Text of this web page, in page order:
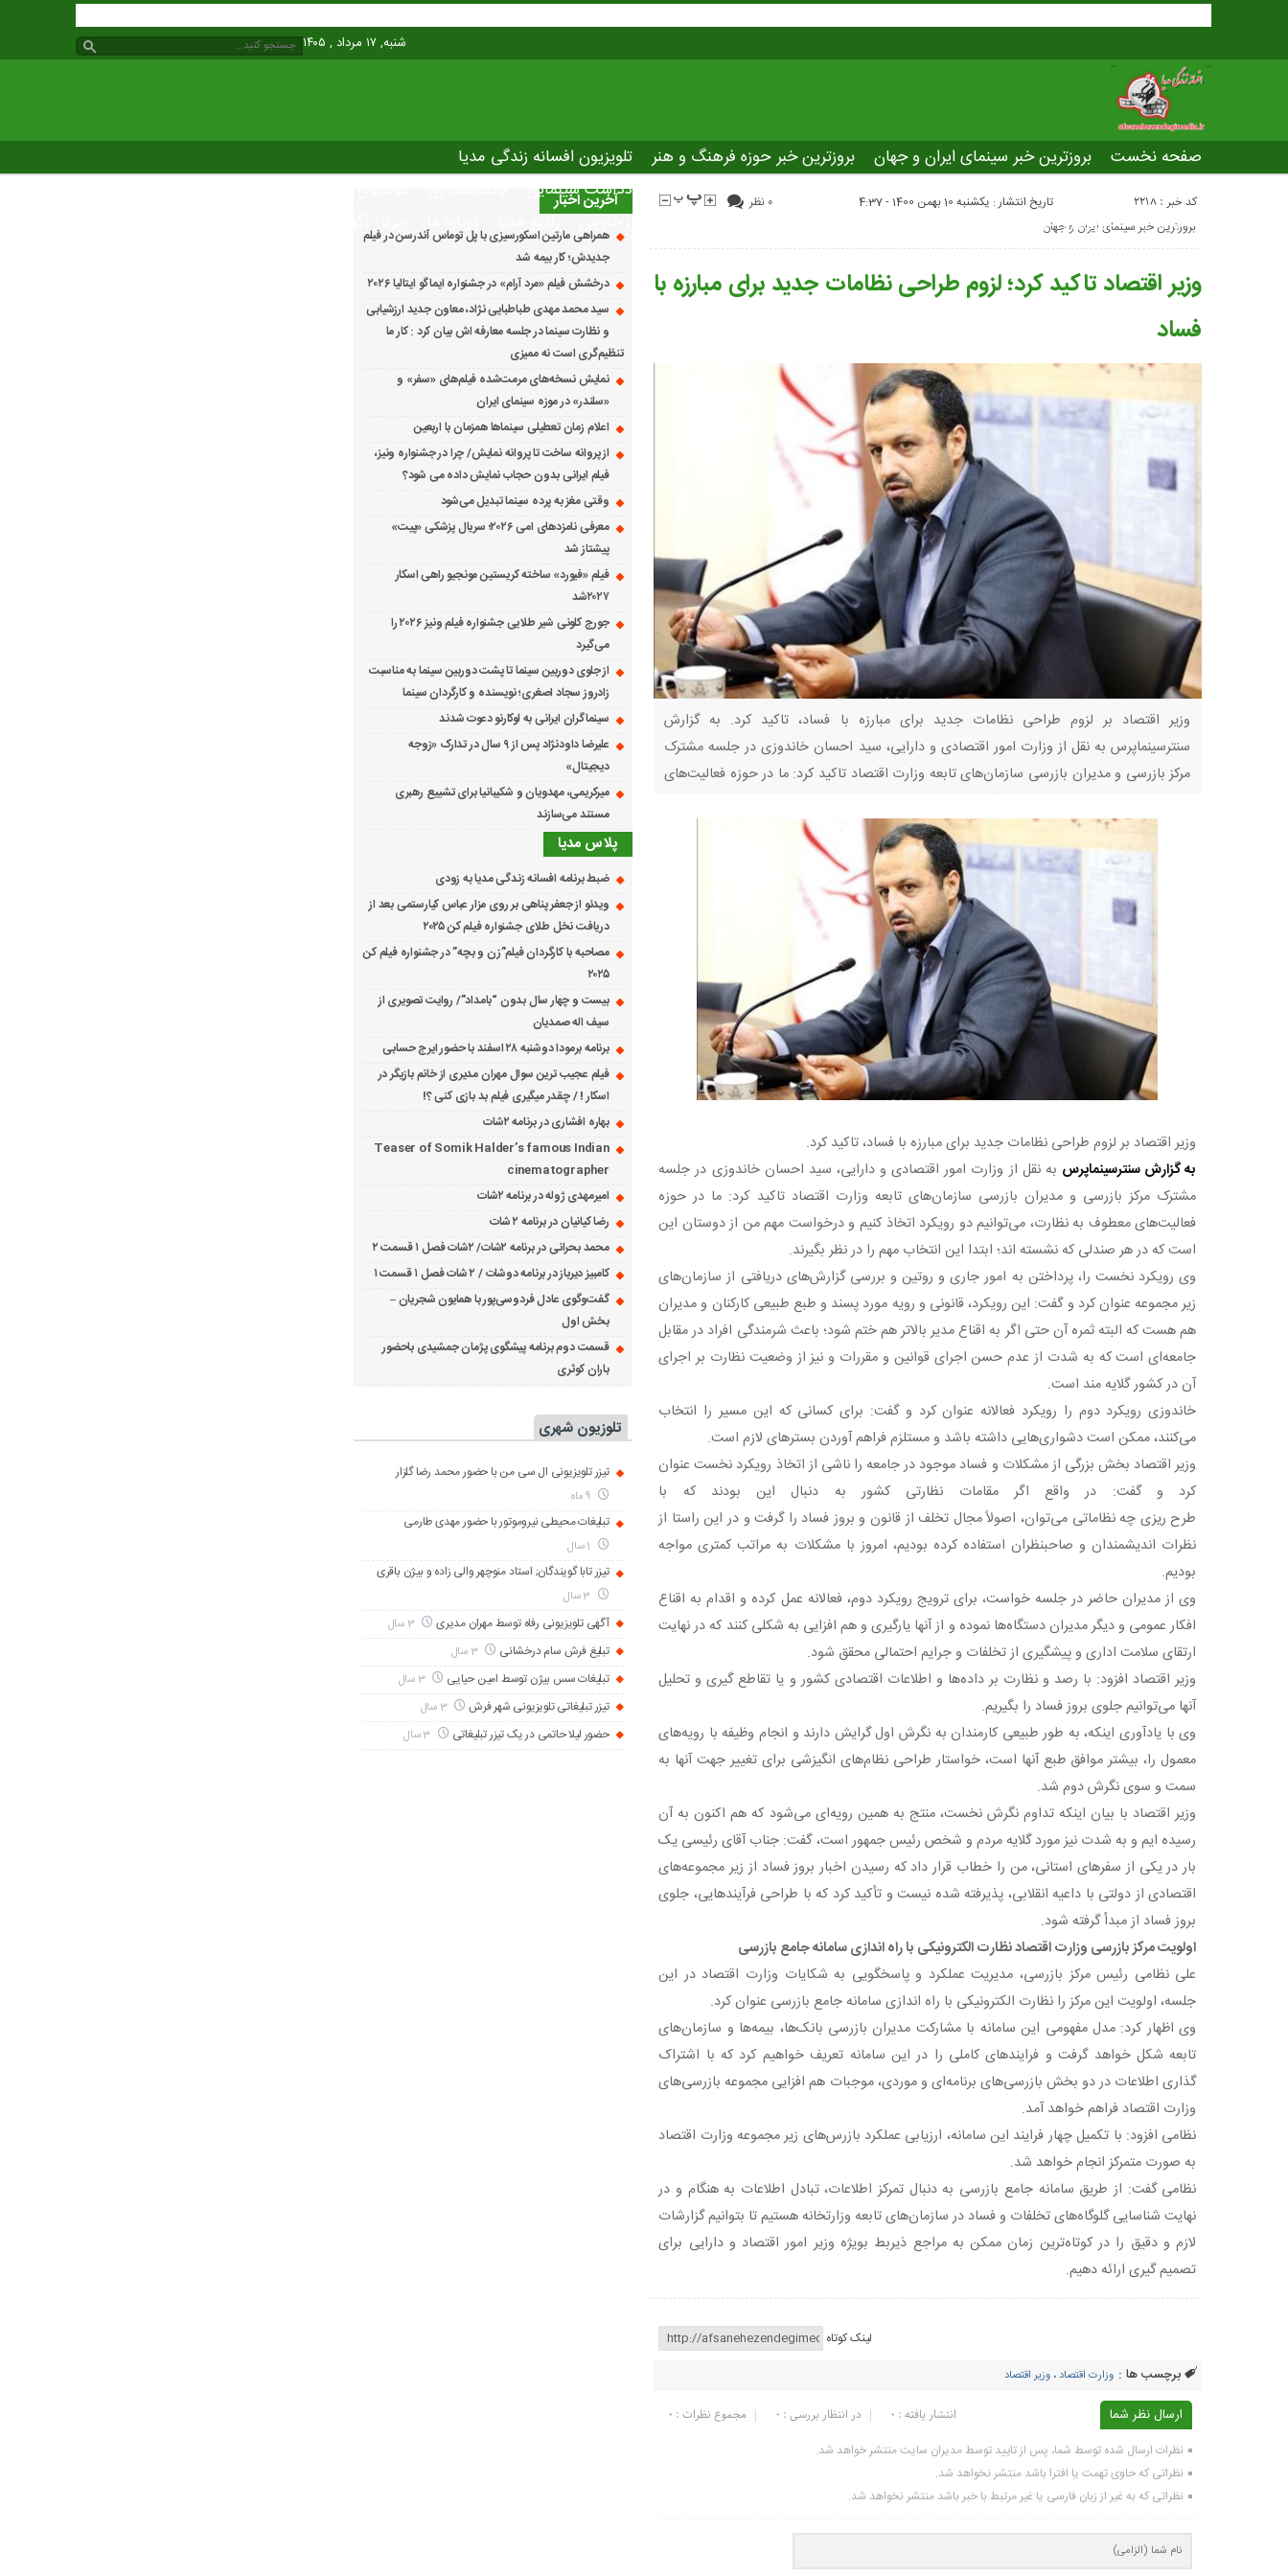
شنبه, ۱۷ مرداد , ۱۴۰۵
صفحه نخست بروزترین خبر سینمای ایران و جهان بروزترین خبر حوزه فرهنگ و هنر
تلویزیون افسانه زندگی مدیا
بروزترین خبر مراسم آکادمی افسانه زندگی
پلاس مدیا یادداشت سینمایی
عصر جدید
تلویزیون شهری دانلود فیلم های خارجی رادیو مدیا درباره ما رپرتاژ آگهی
کد خبر : 2218 تاریخ انتشار : یکشنبه 10 بهمن 1400 - 4:37
۰ نظر
بروزترین خبر سینمای ایران و جهان
وزیر اقتصاد تاکید کرد؛ لزوم طراحی نظامات جدید برای مبارزه با
فساد
وزیر اقتصاد بر لزوم طراحی نظامات جدید برای مبارزه با فساد، تاکید کرد. به گزارش
سنترسینماپرس به نقل از وزارت امور اقتصادی و دارایی، سید احسان خاندوزی در جلسه مشترک
مرکز بازرسی و مدیران بازرسی سازمان‌های تابعه وزارت اقتصاد تاکید کرد: ما در حوزه فعالیت‌های
معطوف به نظارت، می‌توانیم دو رویکرد اتخاذ کنیم و درخواست مهم من از
وزیر اقتصاد بر لزوم طراحی نظامات جدید برای مبارزه با فساد، تاکید کرد.
به گزارش سنترسینماپرس به نقل از وزارت امور اقتصادی و دارایی، سید احسان خاندوزی در جلسه
مشترک مرکز بازرسی و مدیران بازرسی سازمان‌های تابعه وزارت اقتصاد تاکید کرد: ما در حوزه
فعالیت‌های معطوف به نظارت، می‌توانیم دو رویکرد اتخاذ کنیم و درخواست مهم من از دوستان این
است که در هر صندلی که نشسته اند؛ ابتدا این انتخاب مهم را در نظر بگیرند.
وی رویکرد نخست را، پرداختن به امور جاری و روتین و بررسی گزارش‌های دریافتی از سازمان‌های
زیر مجموعه عنوان کرد و گفت: این رویکرد، قانونی و رویه مورد پسند و طبع طبیعی کارکنان و مدیران
هم هست که البته ثمره آن حتی اگر به اقناع مدیر بالاتر هم ختم شود؛ باعث شرمندگی افراد در مقابل
جامعه‌ای است که به شدت از عدم حسن اجرای قوانین و مقررات و نیز از وضعیت نظارت بر اجرای
آن در کشور گلایه مند است.
خاندوزی رویکرد دوم را رویکرد فعالانه عنوان کرد و گفت: برای کسانی که این مسیر را انتخاب
می‌کنند، ممکن است دشواری‌هایی داشته باشد و مستلزم فراهم آوردن بسترهای لازم است.
وزیر اقتصاد بخش بزرگی از مشکلات و فساد موجود در جامعه را ناشی از اتخاذ رویکرد نخست عنوان
کرد و گفت: در واقع اگر مقامات نظارتی کشور به دنبال این بودند که با
طرح ریزی چه نظاماتی می‌توان، اصولاً مجال تخلف از قانون و بروز فساد را گرفت و در این راستا از
نظرات اندیشمندان و صاحبنظران استفاده کرده بودیم، امروز با مشکلات به مراتب کمتری مواجه
بودیم.
وی از مدیران حاضر در جلسه خواست، برای ترویج رویکرد دوم، فعالانه عمل کرده و اقدام به اقناع
افکار عمومی و دیگر مدیران دستگاه‌ها نموده و از آنها یارگیری و هم افزایی به شکلی کنند که در نهایت
ارتقای سلامت اداری و پیشگیری از تخلفات و جرایم احتمالی محقق شود.
وزیر اقتصاد افزود: با رصد و نظارت بر داده‌ها و اطلاعات اقتصادی کشور و یا تقاطع گیری و تحلیل
آنها می‌توانیم جلوی بروز فساد را بگیریم.
وی با یادآوری اینکه، به طور طبیعی کارمندان به نگرش اول گرایش دارند و انجام وظیفه با رویه‌های
معمول را، بیشتر موافق طبع آنها است، خواستار طراحی نظام‌های انگیزشی برای تغییر جهت آنها به
سمت و سوی نگرش دوم شد.
وزیر اقتصاد با بیان اینکه تداوم نگرش نخست، منتج به همین رویه‌ای می‌شود که هم اکنون به آن
رسیده ایم و به شدت نیز مورد گلایه مردم و شخص رئیس جمهور است، گفت: جناب آقای رئیسی یک
بار در یکی از سفرهای استانی، من را خطاب قرار داد که رسیدن اخبار بروز فساد از زیر مجموعه‌های
اقتصادی از دولتی با داعیه انقلابی، پذیرفته شده نیست و تأکید کرد که با طراحی فرآیندهایی، جلوی
بروز فساد از مبدأ گرفته شود.
اولویت مرکز بازرسی وزارت اقتصاد نظارت الکترونیکی با راه اندازی سامانه جامع بازرسی
علی نظامی رئیس مرکز بازرسی، مدیریت عملکرد و پاسخگویی به شکایات وزارت اقتصاد در این
جلسه، اولویت این مرکز را نظارت الکترونیکی با راه اندازی سامانه جامع بازرسی عنوان کرد.
وی اظهار کرد: مدل مفهومی این سامانه با مشارکت مدیران بازرسی بانک‌ها، بیمه‌ها و سازمان‌های
تابعه شکل خواهد گرفت و فرایندهای کاملی را در این سامانه تعریف خواهیم کرد که با اشتراک
گذاری اطلاعات در دو بخش بازرسی‌های برنامه‌ای و موردی، موجبات هم افزایی مجموعه بازرسی‌های
وزارت اقتصاد فراهم خواهد آمد.
نظامی افزود: با تکمیل چهار فرایند این سامانه، ارزیابی عملکرد بازرس‌های زیر مجموعه وزارت اقتصاد
به صورت متمرکز انجام خواهد شد.
نظامی گفت: از طریق سامانه جامع بازرسی به دنبال تمرکز اطلاعات، تبادل اطلاعات به هنگام و در
نهایت شناسایی گلوگاه‌های تخلفات و فساد در سازمان‌های تابعه وزارتخانه هستیم تا بتوانیم گزارشات
لازم و دقیق را در کوتاه‌ترین زمان ممکن به مراجع ذیربط بویژه وزیر امور اقتصاد و دارایی برای
تصمیم گیری ارائه دهیم.
لینک کوتاه
برچسب ها : وزارت اقتصاد، وزیر اقتصاد
ارسال نظر شما مجموع نظرات : 0 در انتظار بررسی : 0 انتشار یافته : ۰
نظرات ارسال شده توسط شما، پس از تایید توسط مدیران سایت منتشر خواهد شد.
نظراتی که حاوی تهمت یا افترا باشد منتشر نخواهد شد.
نظراتی که به غیر از زبان فارسی یا غیر مرتبط با خبر باشد منتشر نخواهد شد.
آخرین اخبار
همراهی مارتین اسکورسیزی با پل توماس ٱندرسن در فیلم
جدیدش؛ کار بیمه شد
درخشش فیلم «مرد آرام» در جشنواره ایماگو ایتالیا ۲۰۲۶
سید محمد مهدی طباطبایی نژاد، معاون جدید ارزشیابی
و نظارت سینما در جلسه معارفه اش بیان کرد : کار ما
تنظیم‌گری است نه ممیزی
نمایش نسخه‌های مرمت‌شده فیلم‌های «سفر» و
«سلندر» در موزه سینمای ایران
اعلام زمان تعطیلی سینماها همزمان با اربعین
از پروانه ساخت تا پروانه نمایش/ چرا در جشنواره ونیز،
فیلم ایرانی بدون حجاب نمایش داده می شود؟
وقتی مغز به پرده سینما تبدیل می‌شود
معرفی نامزدهای امی ۲۰۲۶؛ سریال پزشکی «پیت»
پیشتاز شد
فیلم «فیورد» ساخته کریستین مونجیو راهی اسکار
۲۰۲۷شد
جورج کلونی شیر طلایی جشنواره فیلم ونیز ۲۰۲۶ را
می‌گیرد
از جلوی دوربین سینما تا پشت دوربین سینما به مناسبت
زادروز سجاد اصغری؛ نویسنده و کارگردان سینما
سینماگران ایرانی به لوکارنو دعوت شدند
علیرضا داودنژاد پس از ۹ سال در تدارک «زوجه
دیجیتال»
میرکریمی، مهدویان و شکیبانیا برای تشییع رهبری
مستند می‌سازند
پلاس مدیا
ضبط برنامه افسانه زندگی مدیا به زودی
ویدئو از جعفر پناهی بر روی مزار عباس کیارستمی بعد از
دریافت نخل طلای جشنواره فیلم کن ۲۰۲۵
مصاحبه با کارگردان فیلم”زن و بچه” در جشنواره فیلم کن
۲۰۲۵
بیست و چهار سال بدون “بامداد”/ روایت تصویری از
سیف اله صمدیان
برنامه برمودا دوشنبه ۲۸ اسفند با حضور ایرج حسابی
فیلم عجیب ترین سوال مهران مدیری از خانم بازیگر در
اسکار ! / چقدر میگیری فیلم بد بازی کنی ؟!
بهاره افشاری در برنامه ۲شات
Teaser of Somik Halder’s famous Indian
cinematographer
امیرمهدی ژوله در برنامه ۲شات
رضا کیانیان در برنامه ۲ شات
محمد بحرانی در برنامه ۲شات/ ۲شات فصل ۱ قسمت ۲
کامبیز دیرباز در برنامه دوشات / ۲ شات فصل ۱ قسمت ۱
گفت‌وگوی عادل فردوسی‌پور با همایون شجریان –
بخش اول
قسمت دوم برنامه پیشگوی پژمان جمشیدی باحضور
باران کوثری
تلوزیون شهری
تیزر تلویزیونی ال سی من با حضور محمد رضا گلزار
تبلیغات محیطی نیروموتور با حضور مهدی طارمی
تیزر تابا گویندگان; استاد منوچهر والی زاده و بیژن باقری
آگهی تلویزیونی رفاه توسط مهران مدیری 3 سال
تبلیغ فرش سام درخشانی 3 سال
تبلیغات سس بیژن توسط امین حیایی 3 سال
تیزر تبلیغاتی تلویزیونی شهر فرش 3 سال
حضور لیلا حاتمی در یک تیزر تبلیغاتی